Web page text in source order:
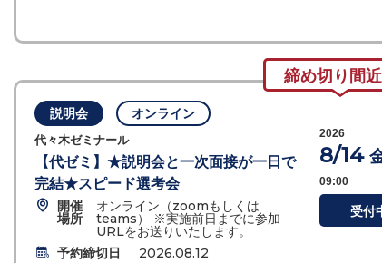
締め切り間近
説明会 オンライン
代々木ゼミナール
【代ゼミ】★説明会と一次面接が一日で
完結★スピード選考会
開催
場所
オンライン（zoomもしくは
teams） ※実施前日までに参加
URLをお送りいたします。
予約締切日
2026.08.12
2026
8/14
09:00
受付